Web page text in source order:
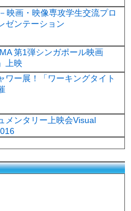
映画・映像専攻学生交流プロ
ゼンテーション
第1弾シンガポール映画
上映
ワー展！「ワーキングタイト
メンタリー上映会Visual